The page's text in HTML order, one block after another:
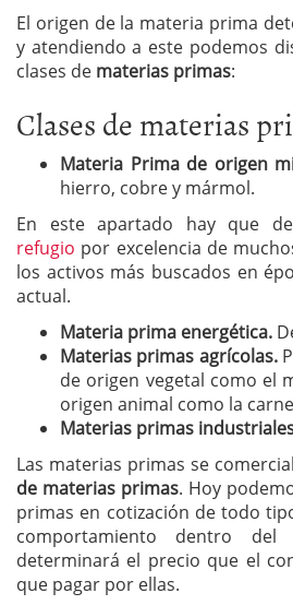
El origen de la materia prima
y atendiendo a este podemos
clases de materias primas:
Clases de materias
Materia Prima de origen
hierro, cobre y mármol.
En este apartado hay que
refugio por excelencia de
los activos más buscados en
actual.
Materia prima energética.
Materias primas agrícolas.
de origen vegetal como el
origen animal como la
Materias primas
Las materias primas se
de materias primas. Hoy
primas en cotización de todo
comportamiento dentro
determinará el precio que el
que pagar por ellas.